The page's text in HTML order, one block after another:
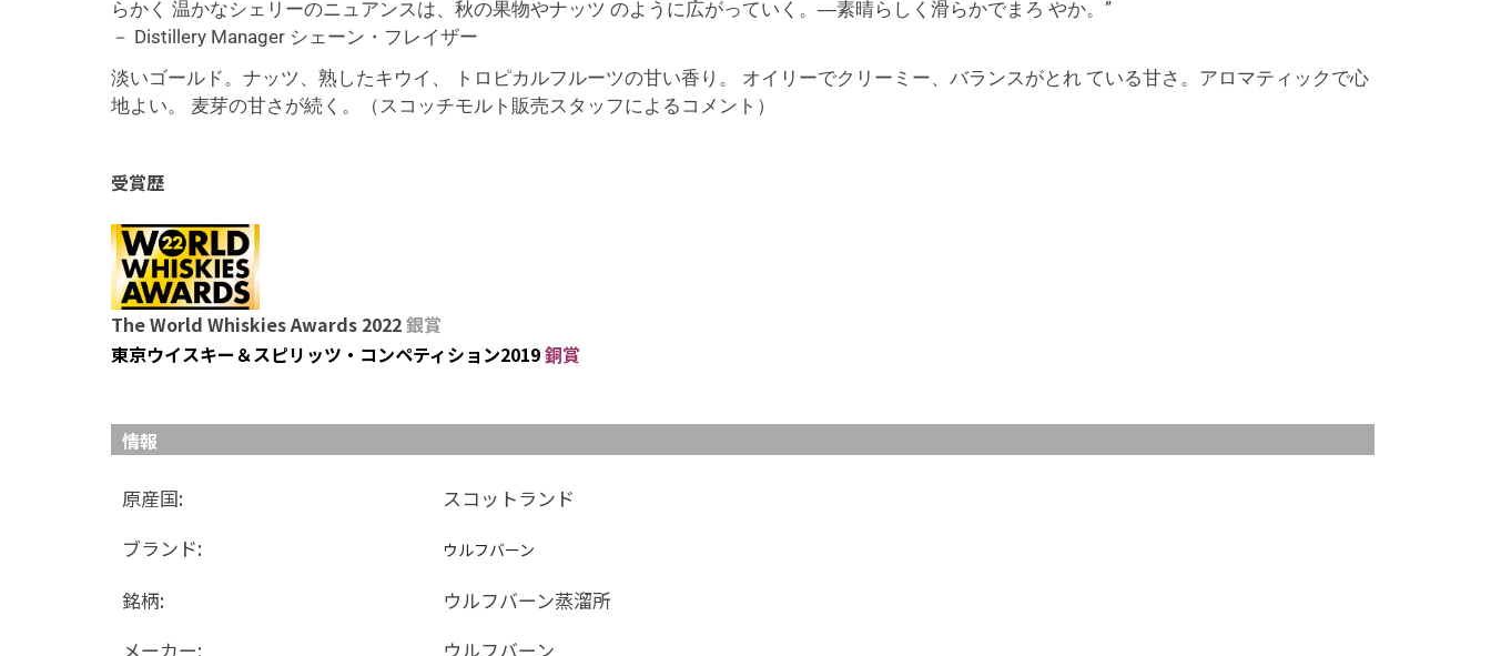
らかく 温かなシェリーのニュアンスは、秋の果物やナッツ のように広がっていく。―素晴らしく滑らかでまろ やか。”
－ Distillery Manager シェーン・フレイザー
淡いゴールド。ナッツ、熟したキウイ、 トロピカルフルーツの甘い香り。 オイリーでクリーミー、バランスがとれ ている甘さ。アロマティックで心
地よい。 麦芽の甘さが続く。（スコッチモルト販売スタッフによるコメント）
受賞歴
The World Whiskies Awards 2022銀賞
東京ウイスキー＆スピリッツ・コンペティション2019銅賞
情報
原産国:
スコットランド
ブランド:
ウルフバーン
銘柄:
ウルフバーン蒸溜所
メーカー:
ウルフバーン